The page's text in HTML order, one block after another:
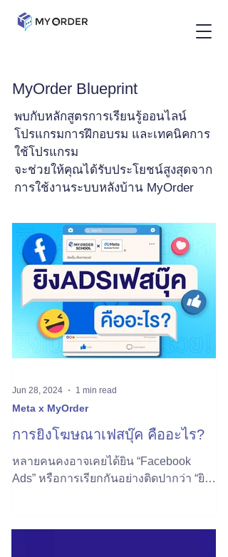
MyOrder Blueprint
พบกับหลักสูตรการเรียนรู้ออนไลน์
โปรแกรมการฝึกอบรม และเทคนิคการ
ใช้โปรแกรม
จะช่วยให้คุณได้รับประโยชน์สูงสุดจาก
การใช้งานระบบหลังบ้าน MyOrder
การยิงโฆษณาเฟสบุ๊ค คืออะไร?
หลายคนคงอาจเคยได้ยิน “Facebook
Ads” หรือการเรียกกันอย่างติดปากว่า “ยิง
Meta x MyOrder
Jun 28, 2024 1 min read